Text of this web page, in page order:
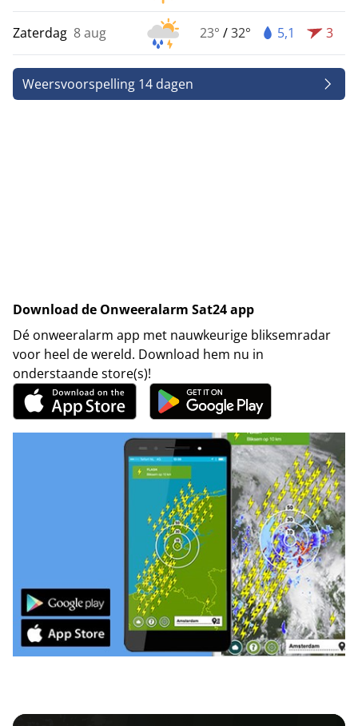
Zaterdag 8 aug 23° /32° 5,1 3
Weersvoorspelling 14 dagen
Download de Onweeralarm Sat24 app
Dé onweeralarm app met nauwkeurige bliksemradar
voor heel de wereld. Download hem nu in
onderstaande store(s)!